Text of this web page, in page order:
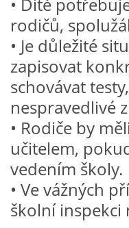
HALLOWEEN
DUŠIČKY
SVATÝ MARTIN
SVATÁ KATEŘINA
SVATÁ BARBORA 4.12.
rodičů,
• Je důležité
zapisovat
schovávat
nespravedlivé
• Rodiče by
učitelem,
vedením školy.
• Ve vážných
školní inspekci